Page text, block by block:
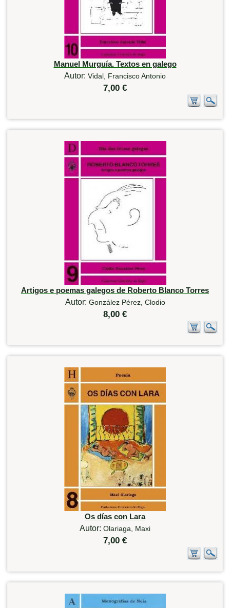
Manuel Murguía. Textos en galego
Autor: Vidal, Francisco Antonio
7,00 €
Artigos e poemas galegos de Roberto Blanco Torres
Autor: González Pérez, Clodio
8,00 €
Os días con Lara
Autor: Olariaga, Maxi
7,00 €